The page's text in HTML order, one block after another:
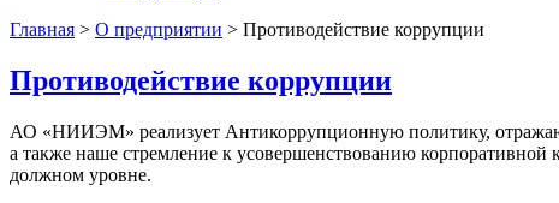
Главная > О предприятии > Противодействие коррупции
Противодействие коррупции
АО «НИИЭМ» реализует Антикоррупционную политику,
а также наше стремление к усовершенствованию
должном уровне.